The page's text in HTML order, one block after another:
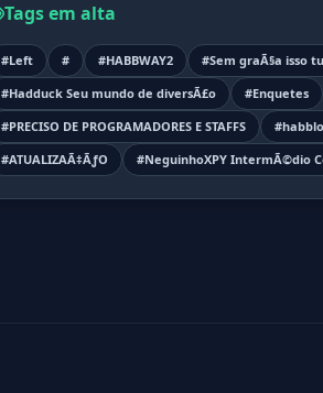
Tags em alta
#Left # #HABBWAY2
#Sem graÃ§a isso
#Hadduck Seu mundo de diversÃ£o
#Enquetes
#PRECISO DE PROGRAMADORES E STAFFS
#ATUALIZAÃ‡ÃƒO
#NeguinhoXPY IntermÃ©dio